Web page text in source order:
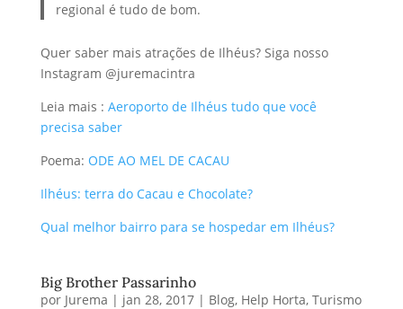
regional é tudo de bom.
Quer saber mais atrações de Ilhéus? Siga nosso
Instagram @juremacintra
Leia mais : Aeroporto de Ilhéus tudo que você
precisa saber
Poema: ODE AO MEL DE CACAU
Ilhéus: terra do Cacau e Chocolate?
Qual melhor bairro para se hospedar em Ilhéus?
Big Brother Passarinho
por Jurema | jan 28, 2017| Blog, Help Horta, Turismo